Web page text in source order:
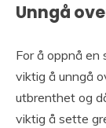
Unngå
For å oppnå en
viktig å unngå
utbrenthet og
viktig å sette